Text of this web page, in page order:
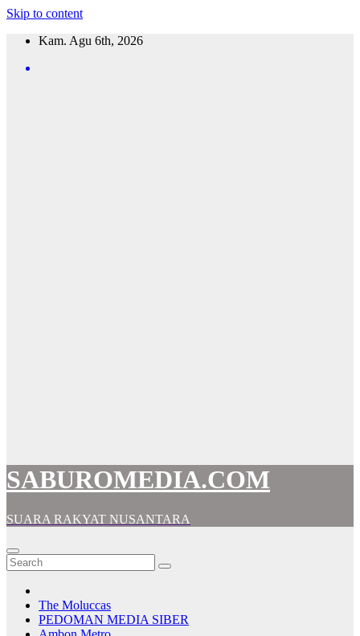
Skip to content
Kam. Agu 6th, 2026
SABUROMEDIA.COM
SUARA RAKYAT NUSANTARA
The Moluccas
PEDOMAN MEDIA SIBER